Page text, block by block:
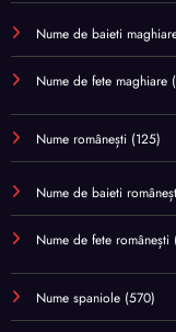
Nume de baieti
Nume de fete maghiare
Nume românești (125)
Nume de baieti
Nume de fete românești
Nume spaniole (570)